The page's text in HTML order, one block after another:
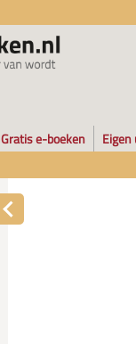
Gratis e-boeken